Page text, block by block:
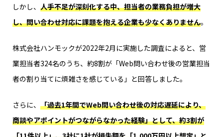
しかし、 人手不足が深刻化する中、担当者の業務負担が増大
し、問い合わせ対応に課題を抱える企業も少なくありません。
株式会社ハンモックが2022年2月に実施した調査によると、営
業担当者324名のうち、約8割が「Web問い合わせ後の営業担当
者の割り当てに煩雑さを感じている」と回答しました。
さらに、 「過去1年間でWeb問い合わせ後の対応遅延により、
商談やアポイントがつながらなかった経験」として、約3割が